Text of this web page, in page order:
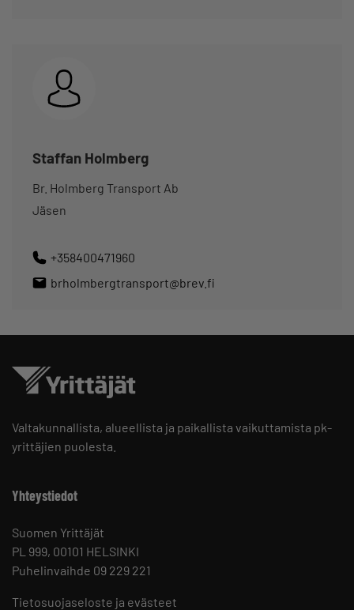
Staffan Holmberg
Br. Holmberg Transport Ab
Jäsen
+358400471960
brholmbergtransport@brev.fi
Valtakunnallista, alueellista ja paikallista vaikuttamista pk-
yrittäjien puolesta.
Yhteystiedot
Suomen Yrittäjät
PL 999, 00101 HELSINKI
Puhelinvaihde 09 229 221
Tietosuojaseloste ja evästeet